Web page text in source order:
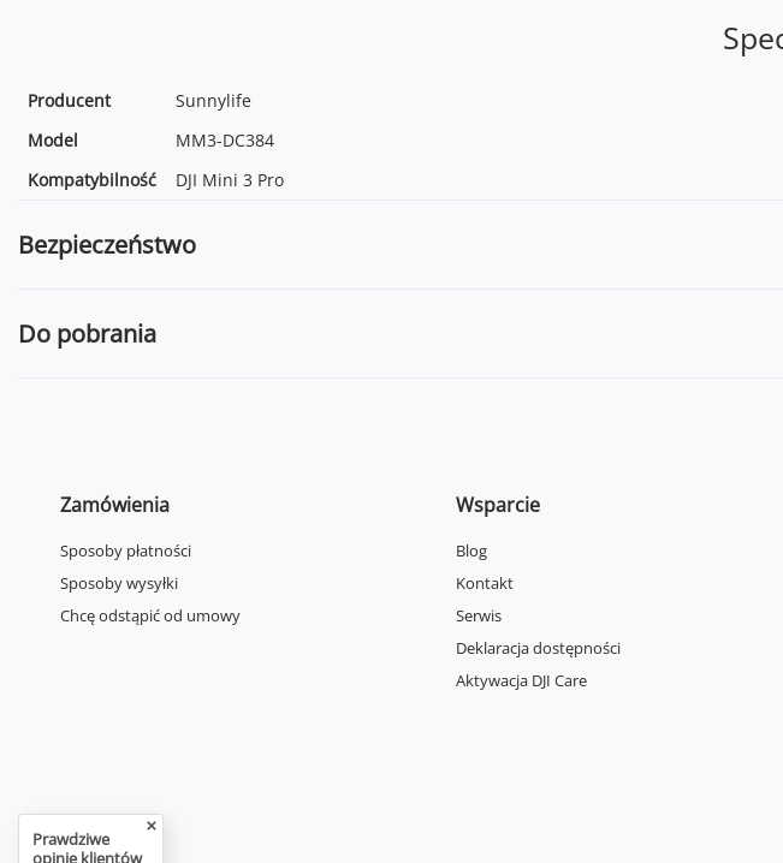
Producent
Sunnylife
Model
MM3-DC384
Kompatybilność
DJI Mini 3 Pro
Bezpieczeństwo
Do pobrania
Zamówienia
Sposoby płatności
Sposoby wysyłki
Chcę odstąpić od umowy
Wsparcie
Blog
Kontakt
Serwis
Deklaracja dostępności
Aktywacja DJI Care
Prawdziwe
opinie klientów